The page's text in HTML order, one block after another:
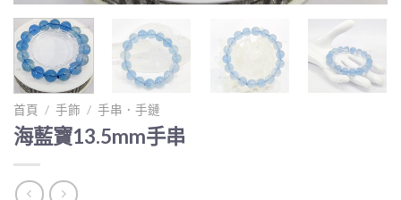
首頁 / 手飾 / 手串．手鏈
海藍寶13.5mm手串